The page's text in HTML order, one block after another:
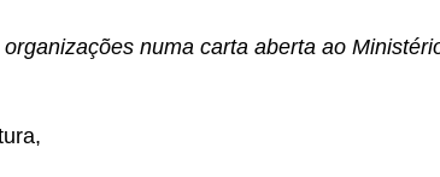
numa carta aberta ao